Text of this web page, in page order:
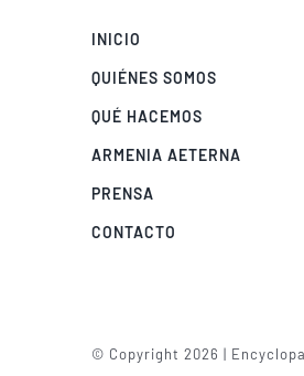
INICIO
QUIÉNES SOMOS
QUÉ HACEMOS
ARMENIA AETERNA
PRENSA
CONTACTO
© Copyright 2026 |